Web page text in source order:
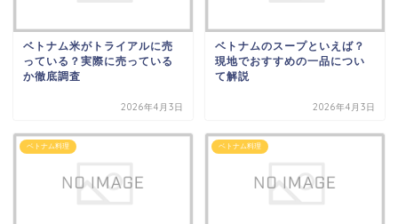
ベトナム米がトライアルに売
っている？実際に売っている
か徹底調査
2026年4月3日
ベトナムのスープといえば？
現地でおすすめの一品につい
て解説
2026年4月3日
ベトナム料理 ベトナム料理